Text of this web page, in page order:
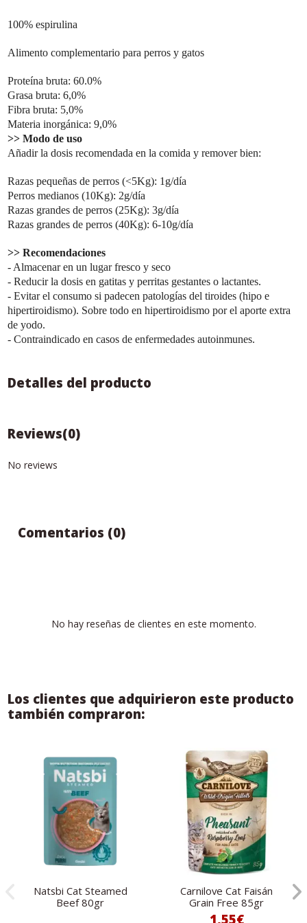
100% espirulina
Alimento complementario para perros y gatos
Proteína bruta: 60.0%
Grasa bruta: 6,0%
Fibra bruta: 5,0%
Materia inorgánica: 9,0%
>> Modo de uso
Añadir la dosis recomendada en la comida y remover bien:
Razas pequeñas de perros (<5Kg): 1g/día
Perros medianos (10Kg): 2g/día
Razas grandes de perros (25Kg): 3g/día
Razas grandes de perros (40Kg): 6-10g/día
>> Recomendaciones
- Almacenar en un lugar fresco y seco
- Reducir la dosis en gatitas y perritas gestantes o lactantes.
- Evitar el consumo si padecen patologías del tiroides (hipo e
hipertiroidismo). Sobre todo en hipertiroidismo por el aporte extra
de yodo.
- Contraindicado en casos de enfermedades autoinmunes.
Detalles del producto
Reviews(0)
No reviews
Comentarios (0)
No hay reseñas de clientes en este momento.
Los clientes que adquirieron este producto
también compraron:
Natsbi Cat Steamed
Beef 80gr
Carnilove Cat Faisán
Grain Free 85gr
1,55€